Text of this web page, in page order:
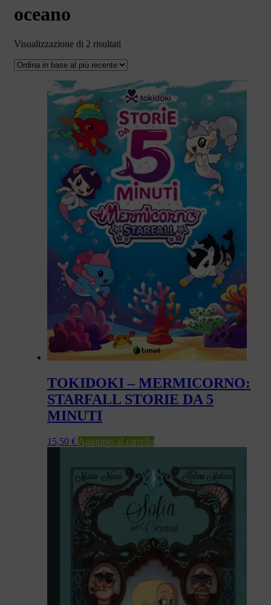
oceano
Visualizzazione di 2 risultati
base
più
recente
TOKIDOKI – MERMICORNO:
STARFALL STORIE DA 5
MINUTI
15,50 € Aggiungi al carrello